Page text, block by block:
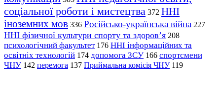
соціальної роботи і мистецтва 372 ННІ
іноземних мов 336 Російсько-українська війна 227
ННІ фізичної культури спорту та здоров’я 208
психологічний факультет 176 ННІ інформаційних та
освітніх технологій 174 допомога ЗСУ 166 спортсмени
ЧНУ 142 перемога 137 Приймальна комісія ЧНУ 119